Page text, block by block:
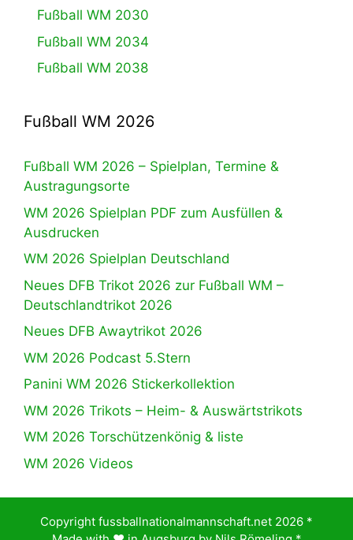
Fußball WM 2030
Fußball WM 2034
Fußball WM 2038
Fußball WM 2026
Fußball WM 2026 – Spielplan, Termine &
Austragungsorte
WM 2026 Spielplan PDF zum Ausfüllen &
Ausdrucken
WM 2026 Spielplan Deutschland
Neues DFB Trikot 2026 zur Fußball WM –
Deutschlandtrikot 2026
Neues DFB Awaytrikot 2026
WM 2026 Podcast 5.Stern
Panini WM 2026 Stickerkollektion
WM 2026 Trikots – Heim- & Auswärtstrikots
WM 2026 Torschützenkönig & liste
WM 2026 Videos
Copyright fussballnationalmannschaft.net 2026 *